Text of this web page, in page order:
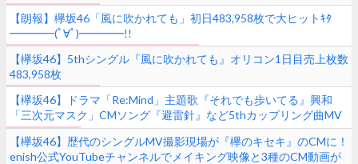
【朗報】欅坂46「風に吹かれても」初日483,958枚で大ヒットｷﾀ
━━━━(ﾟ∀ﾟ)━━━━!!
【欅坂46】5thシングル『風に吹かれても』オリコン1日目売上枚数
483,958枚
【欅坂46】ドラマ「Re:Mind」主題歌『それでも歩いてる』興和
「三次元マスク」CMソング『避雷針』など5thカップリング曲MV
がCD発売に合わせショートバージョンに
【欅坂46】歴代のシングルMV撮影現場が『欅のキセキ』のCMに！
enish公式YouTubeチャンネルでメイキング映像と3種のCM動画が